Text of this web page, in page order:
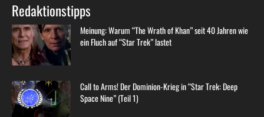
Redaktionstipps
Meinung: Warum “The Wrath of Khan” seit 40 Jahren wie
ein Fluch auf “Star Trek” lastet
Call to Arms! Der Dominion-Krieg in “Star Trek: Deep
Space Nine” (Teil 1)